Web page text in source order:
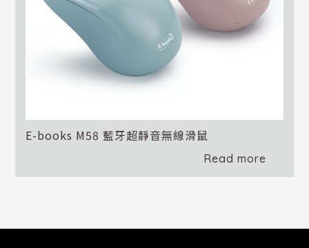
E-books M58 藍牙超靜音無線滑鼠
Read more